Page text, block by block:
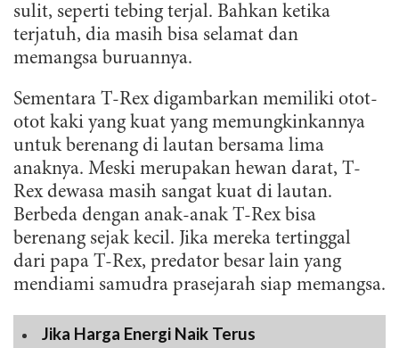
sulit, seperti tebing terjal. Bahkan ketika
terjatuh, dia masih bisa selamat dan
memangsa buruannya.
Sementara T-Rex digambarkan memiliki otot-
otot kaki yang kuat yang memungkinkannya
untuk berenang di lautan bersama lima
anaknya. Meski merupakan hewan darat, T-
Rex dewasa masih sangat kuat di lautan.
Berbeda dengan anak-anak T-Rex bisa
berenang sejak kecil. Jika mereka tertinggal
dari papa T-Rex, predator besar lain yang
mendiami samudra prasejarah siap memangsa.
Jika Harga Energi Naik Terus